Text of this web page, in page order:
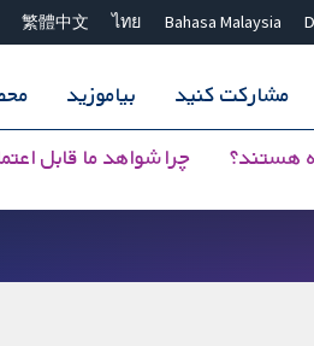
Bahasa Malaysia
ไทย
繁體中文
هستند؟ چرا شواهد ما قابل
مشارکت کنید بیاموزید